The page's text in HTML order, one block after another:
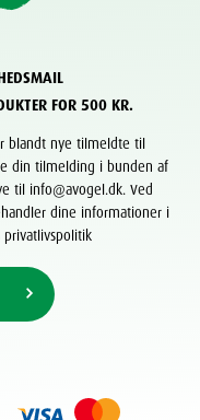
FOR 500 KR.
blandt nye tilmeldte til
din tilmelding i bunden af
til info@avogel.dk. Ved
dine informationer i